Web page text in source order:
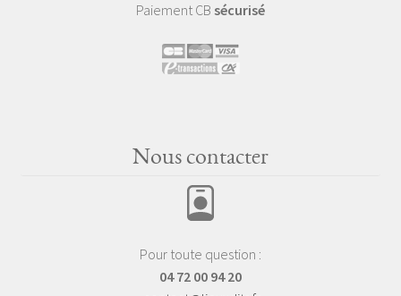
Paiement CB sécurisé
Nous contacter
Pour toute question :
04 72 00 94 20